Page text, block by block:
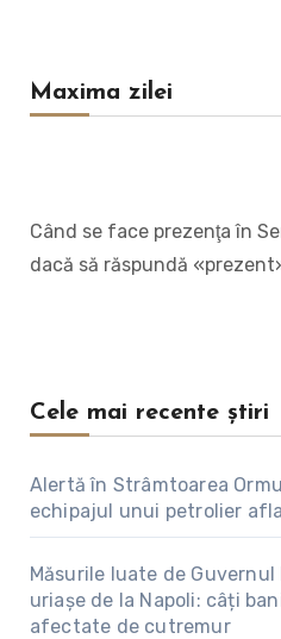
Maxima zilei
Când se face prezenţa în
dacă să răspundă
Cele mai recente știri
Alertă în Strâmtoarea
echipajul unui petrolier
Măsurile luate de
uriașe de la Napoli: câți
afectate de cutremur